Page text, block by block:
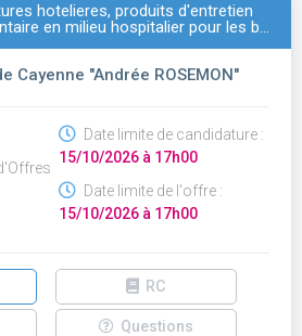
hotelieres, produits d'entretien
en milieu hospitalier pour les b…
Cayenne "Andrée ROSEMON"
Date limite de candidature :
15/10/2026 à 17h00
Date limite de l'offre :
15/10/2026 à 17h00
RC
Questions